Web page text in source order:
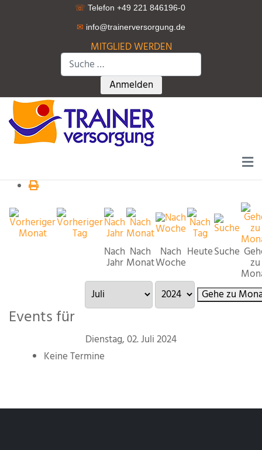
☏ Telefon +49 221 846196-0
✉ info@trainerversorgung.de
MITGLIED WERDEN
Suchen
Type 2 or more characters for
Anmelden
Nach
Jahr
Nach
Monat
Nach
Woche
HeuteSuche
zu
Gehe zu
Events für
Dienstag, 02. Juli 2024
Keine Termine